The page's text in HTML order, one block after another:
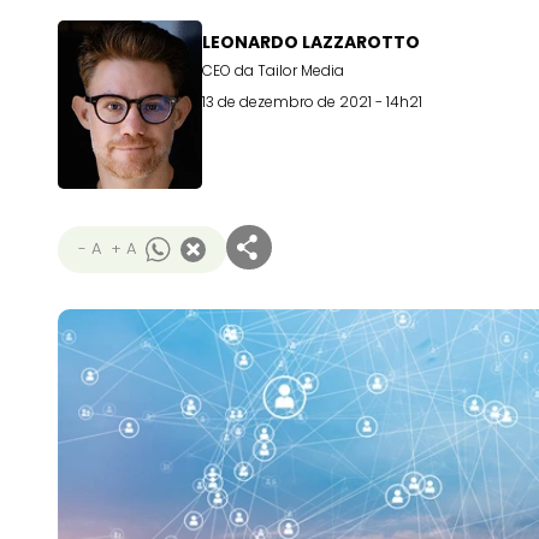
LEONARDO LAZZAROTTO
CEO da Tailor Media
13 de dezembro de 2021 - 14h21
- A + A